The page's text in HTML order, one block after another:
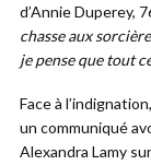
d’Annie Duperey,
chasse aux
je pense que tout
Face à
un communiqué
Alexandra Lamy